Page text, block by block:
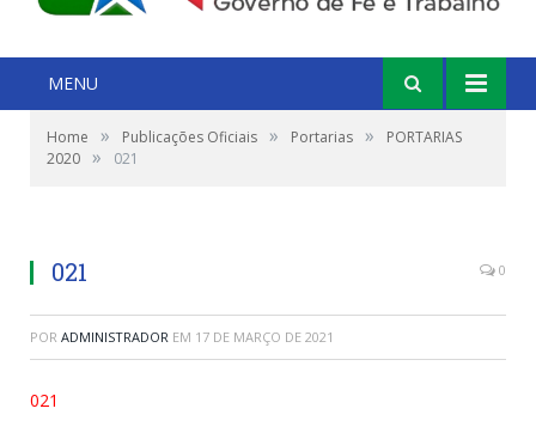
MENU
Home » Publicações Oficiais » Portarias »
PORTARIAS
2020 » 021
021 0
POR ADMINISTRADOR EM 17 DE MARÇO DE 2021
021